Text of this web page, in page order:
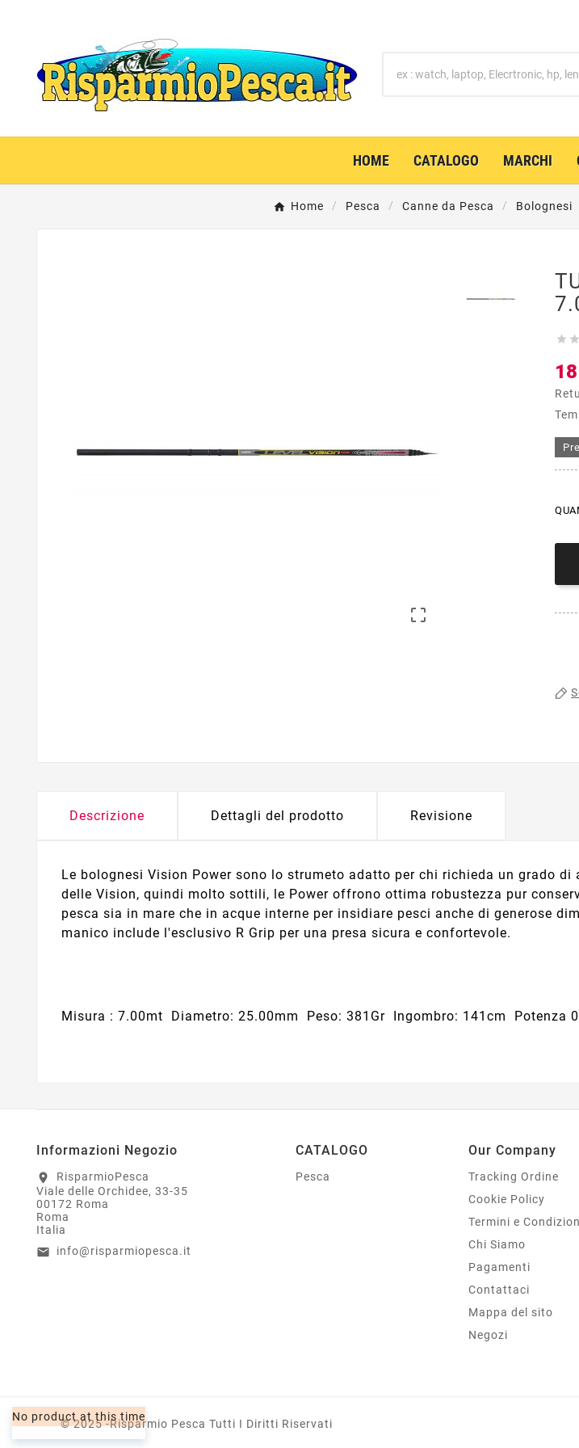
HOME CATALOGO MARCHI
Home Pesca Canne da Pesca Bolognesi

 
Descrizione Dettagli del prodotto Revisione
Le bolognesi Vision Power sono lo strumeto adatto per chi richieda un grado
delle Vision, quindi molto sottili, le Power offrono ottima robustezza pur
pesca sia in mare che in acque interne per insidiare pesci anche di generose
manico include l'esclusivo R Grip per una presa sicura e confortevole.
Misura : 7.00mt Diametro: 25.00mm Peso: 381Gr Ingombro: 141cm Potenza
Informazioni Negozio
location_on
RisparmioPesca
Viale delle Orchidee, 33-35
00172 Roma
Roma
Italia
email info@risparmiopesca.it
CATALOGO
Pesca
Our Company
Tracking Ordine
Cookie Policy
Termini e
Chi Siamo
Pagamenti
Contattaci
Mappa del sito
Negozi
© 2025 -Risparmio Pesca Tutti I Diritti Riservati